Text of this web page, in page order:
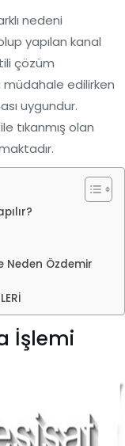
nedeni
yapılan kanal
çözüm
müdahale edilirken
uygundur.
tıkanmış olan
Neden Özdemir
İşlemi